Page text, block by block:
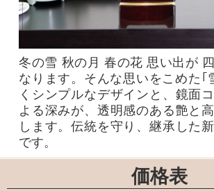
冬の雪 秋の月 春の花 思い出が
なります。そんな思いをこめた｢
くシンプルなデザインと、鏡面
よる深みが、透明感のある艶と
します。伝統を守り、継承した
です。
価格表